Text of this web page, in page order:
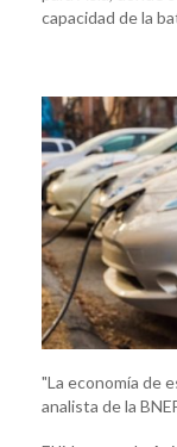
capacidad de la
"La economía de
analista de la